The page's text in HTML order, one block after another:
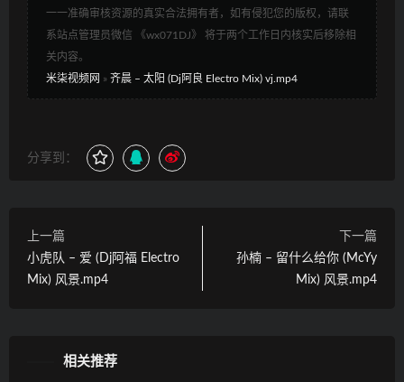
一一准确审核资源的真实合法拥有者，如有侵犯您的版权，请联
系站点管理员微信 《wx071DJ》 将于两个工作日内核实后移除相
关内容。
米柒视频网 » 齐晨 – 太阳 (Dj阿良 Electro Mix) vj.mp4
分享到：
上一篇
小虎队 – 爱 (Dj阿福 Electro
Mix) 风景.mp4
下一篇
孙楠 – 留什么给你 (McYy
Mix) 风景.mp4
相关推荐